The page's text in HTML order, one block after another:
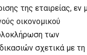
της εταιρείας, εν
οικονομικού
των
σχετικά με τη